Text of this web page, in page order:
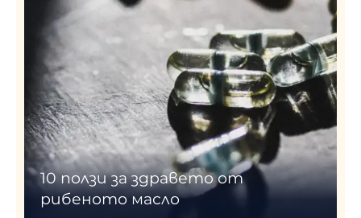
10 ползи за здравето от
рибеното масло